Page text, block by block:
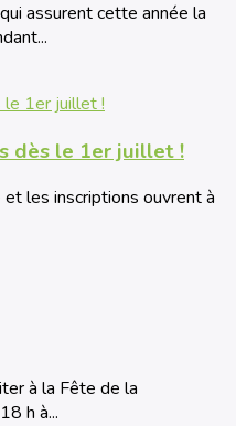
assurent cette année la
dès le 1er juillet !
les inscriptions ouvrent à
à la Fête de la
h à...